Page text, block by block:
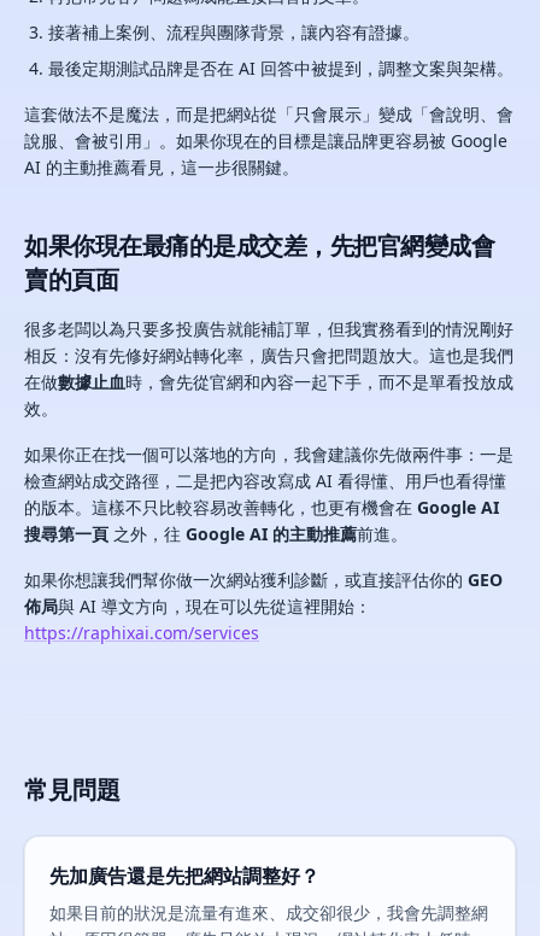
接著補上案例、流程與團隊背景，讓內容有證據。
最後定期測試品牌是否在 AI 回答中被提到，調整文案與架構。
這套做法不是魔法，而是把網站從「只會展示」變成「會說明、會
說服、會被引用」。如果你現在的目標是讓品牌更容易被 Google
AI 的主動推薦看見，這一步很關鍵。
如果你現在最痛的是成交差，先把官網變成會
賣的頁面
很多老闆以為只要多投廣告就能補訂單，但我實務看到的情況剛好
相反：沒有先修好網站轉化率，廣告只會把問題放大。這也是我們
在做數據止血時，會先從官網和內容一起下手，而不是單看投放成
效。
如果你正在找一個可以落地的方向，我會建議你先做兩件事：一是
檢查網站成交路徑，二是把內容改寫成 AI 看得懂、用戶也看得懂
的版本。這樣不只比較容易改善轉化，也更有機會在 Google AI
搜尋第一頁 之外，往 Google AI 的主動推薦前進。
如果你想讓我們幫你做一次網站獲利診斷，或直接評估你的 GEO
佈局與 AI 導文方向，現在可以先從這裡開始：
https://raphixai.com/services
常見問題
先加廣告還是先把網站調整好？
如果目前的狀況是流量有進來、成交卻很少，我會先調整網